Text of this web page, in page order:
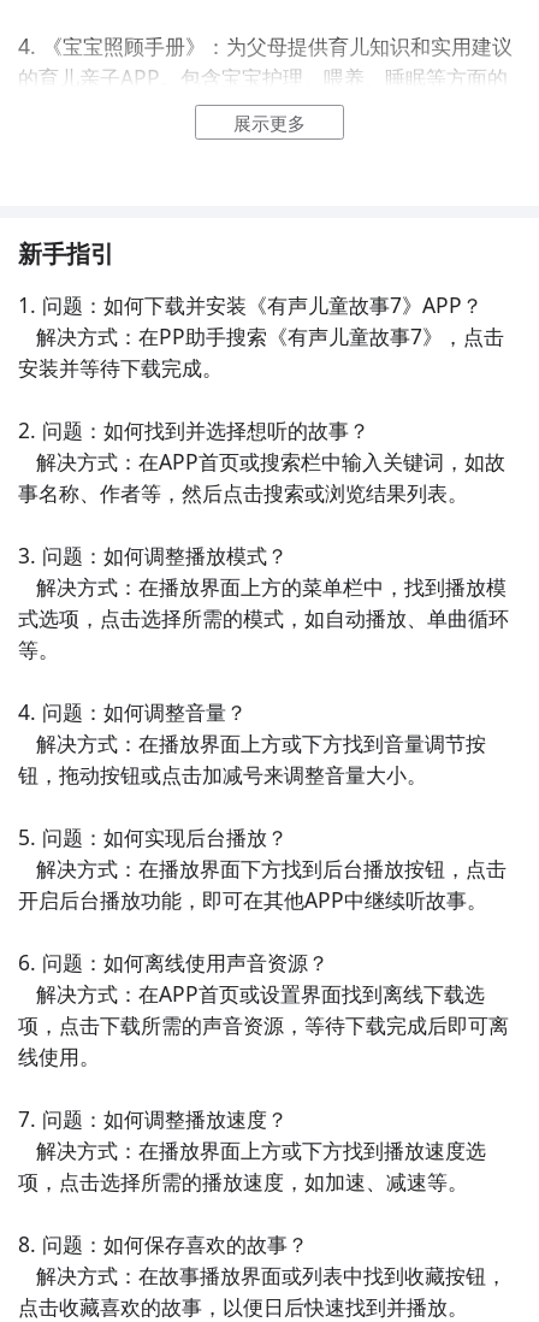
4. 《宝宝照顾手册》：为父母提供育儿知识和实用建议
的育儿亲子APP。包含宝宝护理、喂养、睡眠等方面的
专业指导，帮助父母科学照顾宝宝，提升育儿技能。
动，促进亲子互动，培养宝宝的动手能力和创造力。
6. 《儿歌宝典》：收录了经典儿歌及其动画视频的育儿
亲子APP。通过欢快的儿歌和精美的动画，激发宝宝的
音乐天赋，培养良好的节奏感和音乐欣赏能力。
7. 《宝宝睡前故事》：提供精选睡前故事的早教APP。
包含温馨励志、惊险刺激和经典童话等类型的故事，帮
助宝宝放松心情，培养良好的入睡习惯。
8. 《宝宝成长记录》：记录宝宝成长过程的育儿亲子
APP。包括身高体重记录、喂养记录、里程碑等功能，
帮助父母全面了解宝宝的成长发展，为宝宝制定个性化
的成长计划。
9. 《幼儿益智游戏》：提供各种益智游戏的早教APP。
涵盖认知、逻辑思维、记忆训练等多个方面的游戏，提
升宝宝的智力发展和问题解决能力。
10. 《亲子健康日记》：记录宝宝健康信息的育儿亲子
APP。包括喂养、睡眠、体温等记录功能，帮助父母及
时掌握宝宝的健康状况，并提供健康养护建议。
展示更多
新手指引
1. 问题：如何下载并安装《有声儿童故事7》APP？
安装并等待下载完成。
2. 问题：如何找到并选择想听的故事？
事名称、作者等，然后点击搜索或浏览结果列表。
3. 问题：如何调整播放模式？
式选项，点击选择所需的模式，如自动播放、单曲循环
等。
4. 问题：如何调整音量？
钮，拖动按钮或点击加减号来调整音量大小。
5. 问题：如何实现后台播放？
开启后台播放功能，即可在其他APP中继续听故事。
6. 问题：如何离线使用声音资源？
项，点击下载所需的声音资源，等待下载完成后即可离
线使用。
7. 问题：如何调整播放速度？
项，点击选择所需的播放速度，如加速、减速等。
8. 问题：如何保存喜欢的故事？
点击收藏喜欢的故事，以便日后快速找到并播放。